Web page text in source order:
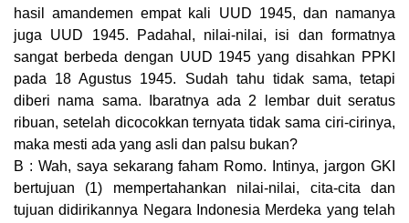
hasil amandemen empat kali UUD 1945, dan namanya
juga UUD 1945. Padahal, nilai-nilai, isi dan formatnya
sangat berbeda dengan UUD 1945 yang disahkan PPKI
pada 18 Agustus 1945. Sudah tahu tidak sama, tetapi
diberi nama sama. Ibaratnya ada 2 lembar duit seratus
ribuan, setelah dicocokkan ternyata tidak sama ciri-cirinya,
maka mesti ada yang asli dan palsu bukan?
B : Wah, saya sekarang faham Romo. Intinya, jargon GKI
bertujuan (1) mempertahankan nilai-nilai, cita-cita dan
tujuan didirikannya Negara Indonesia Merdeka yang telah